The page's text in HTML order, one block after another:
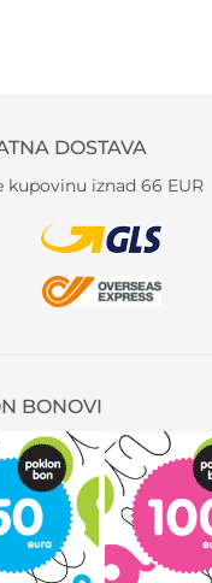
DOSTAVA
kupovinu iznad 66 EUR
BONOVI